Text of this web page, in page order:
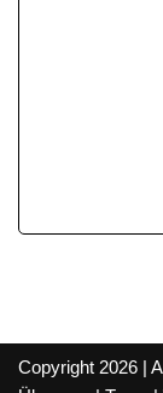
Copyright 2026 |